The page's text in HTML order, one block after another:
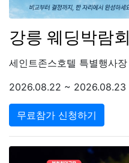
강릉 웨딩박람회
세인트존스호텔 특별행사장
2026.08.22 ~ 2026.08.23
무료참가 신청하기